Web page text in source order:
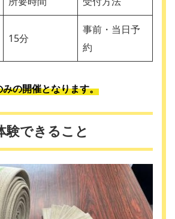
15分
事前・当日予
約
の開催となります。
験できること